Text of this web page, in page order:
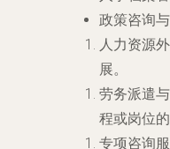
政策咨询
人力资源外
展。
劳务派遣
程或岗位
专项咨询